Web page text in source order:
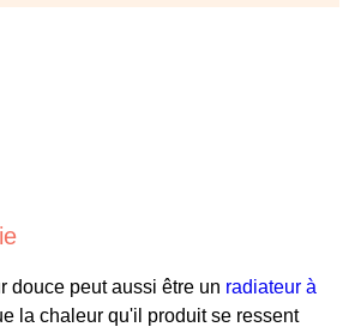
douce peut aussi être un radiateur à
la chaleur qu'il produit se ressent